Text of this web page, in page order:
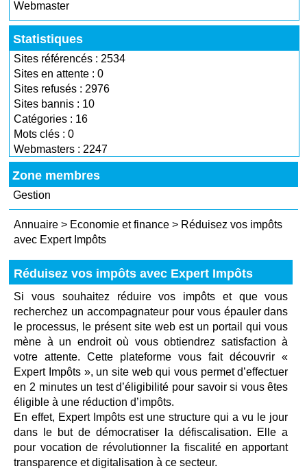
Webmaster
Statistiques
Sites référencés : 2534
Sites en attente : 0
Sites refusés : 2976
Sites bannis : 10
Catégories : 16
Mots clés : 0
Webmasters : 2247
Zone membres
Gestion
Annuaire > Economie et finance > Réduisez vos impôts
avec Expert Impôts
Réduisez vos impôts avec Expert Impôts
Si vous souhaitez réduire vos impôts et que vous
recherchez un accompagnateur pour vous épauler dans
le processus, le présent site web est un portail qui vous
mène à un endroit où vous obtiendrez satisfaction à
votre attente. Cette plateforme vous fait découvrir «
Expert Impôts », un site web qui vous permet d’effectuer
en 2 minutes un test d’éligibilité pour savoir si vous êtes
éligible à une réduction d’impôts.
En effet, Expert Impôts est une structure qui a vu le jour
dans le but de démocratiser la défiscalisation. Elle a
pour vocation de révolutionner la fiscalité en apportant
transparence et digitalisation à ce secteur.